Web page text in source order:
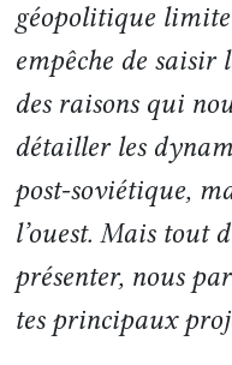
géopolitique
empêche de saisir
des raisons qui
détailler les
post-soviétique,
l’ouest. Mais tout
présenter, nous
tes principaux